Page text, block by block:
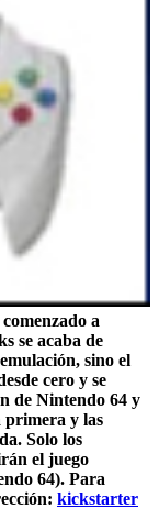
a
se acaba de
sino el
cero y se
de Nintendo 64 y
primera y las
Solo los
el juego
64). Para
kickstarter